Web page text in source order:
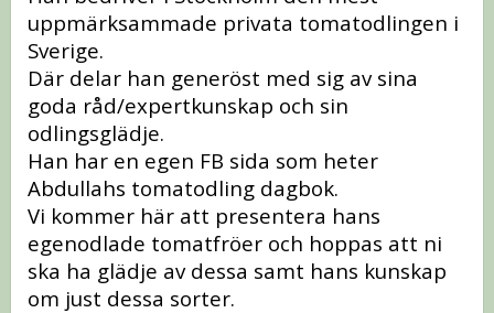
uppmärksammade privata tomatodlingen i
Sverige.
Där delar han generöst med sig av sina
goda råd/expertkunskap och sin
odlingsglädje.
Han har en egen FB sida som heter
Abdullahs tomatodling dagbok.
Vi kommer här att presentera hans
egenodlade tomatfröer och hoppas att ni
ska ha glädje av dessa samt hans kunskap
om just dessa sorter.